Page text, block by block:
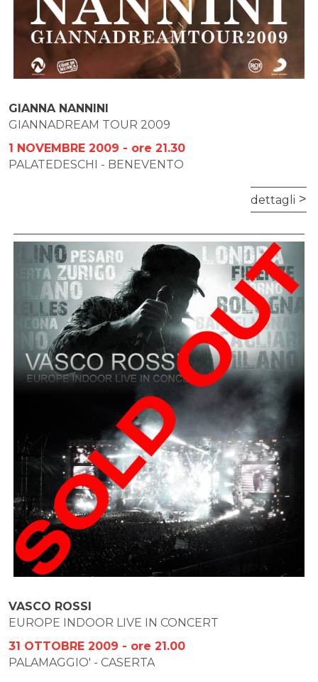
GIANNA NANNINI
GIANNADREAM TOUR 2009
1 NOVEMBRE 2009 - ore 21.30
PALATEDESCHI - BENEVENTO
dettagli
VASCO ROSSI
EUROPE INDOOR LIVE IN CONCERT
31 OTTOBRE 2009 - ore 21.00
PALAMAGGIO' - CASERTA